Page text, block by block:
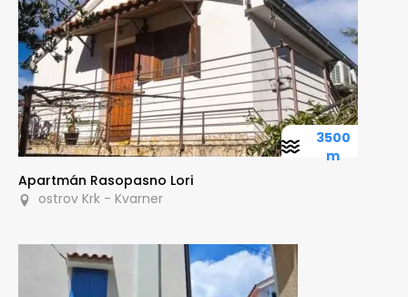
Apartmán Rasopasno Lori
ostrov Krk - Kvarner
3500
m